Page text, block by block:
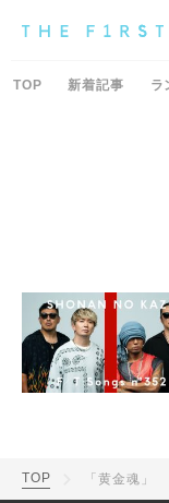
TOP 新着記事 ラ
TOP 「黄金魂」